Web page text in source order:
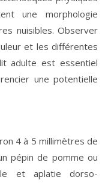
une morphologie
nuisibles. Observer
et les différentes
adulte est essentiel
une potentielle
4 à 5 millimètres de
pépin de pomme ou
et aplatie dorso-